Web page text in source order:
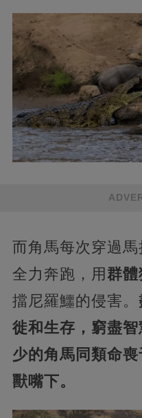
而角馬每次穿過馬
全力奔跑，用 群體
擋尼羅鱷的侵害。
徙和生存，窮盡
少的角馬同類命
獸嘴下。